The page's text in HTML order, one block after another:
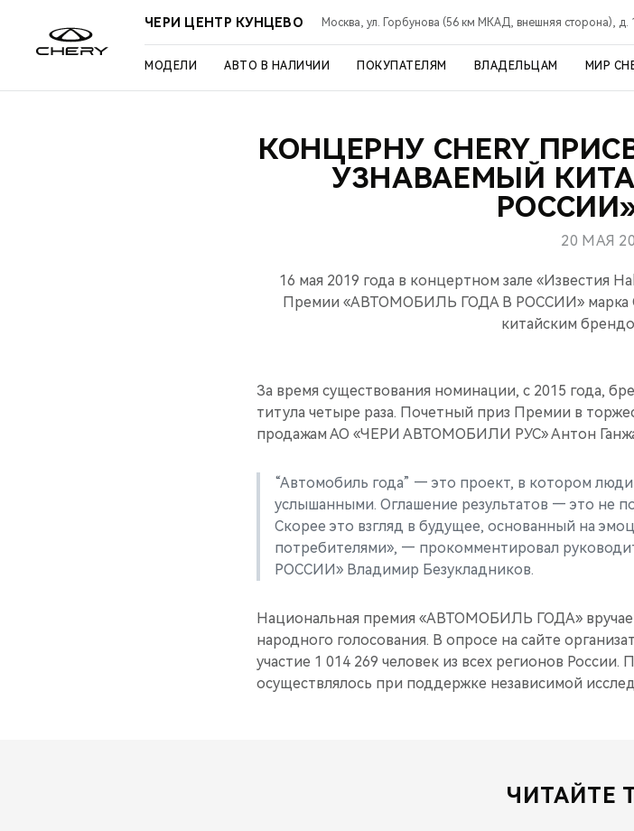
ЧЕРИ ЦЕНТР КУНЦЕВО Москва, ул. Горбунова (56 км МКАД, внешняя сторона), д.
МОДЕЛИ АВТО В НАЛИЧИИ ПОКУПАТЕЛЯМ ВЛАДЕЛЬЦАМ МИР
КОНЦЕРНУ CHERY
УЗНАВАЕМЫЙ
20 МАЯ
16 мая 2019 года в концертном зале «Известия
Премии «АВТОМОБИЛЬ ГОДА В РОССИИ» марка
китайским
За время существования номинации, c 2015 года,
титула четыре раза. Почетный приз Премии в
продажам АО «ЧЕРИ АВТОМОБИЛИ РУС» Антон
“Автомобиль года” — это проект, в котором
услышанными. Оглашение результатов — это не
Скорее это взгляд в будущее, основанный на
потребителями», — прокомментировал
РОССИИ» Владимир Безукладников.
Национальная премия «АВТОМОБИЛЬ ГОДА»
народного голосования. В опросе на сайте
участие 1 014 269 человек из всех регионов
осуществлялось при поддержке независимой
ЧИТАЙТЕ